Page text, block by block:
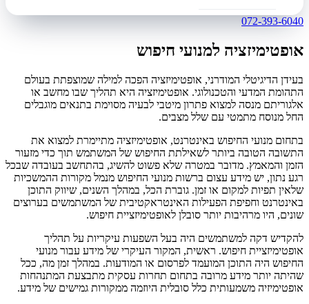
072-393-6040
אופטימיזציה למנועי חיפוש
בעידן הדיגיטלי המודרני, אופטימיזציה הפכה למילה שמוצפתת בעולם
התהומת המדעי והטכנולוגי. אופטימיזציה היא תהליך שבו מחשב או
אלגוריתם מנסה למצוא פתרון מיטבי לבעיה מסוימת בתנאים מוגבלים
החל מנוסח מתמטי עם שלל מצבים.
בתחום מנועי החיפוש באינטרנט, אופטימיזציה מתיימרת למצוא את
התשובה הטובה ביותר לשאילתת החיפוש של המשתמש תוך כדי מזעור
הזמן והמאמץ. מדובר במטרה שלא פשוט להשיג, בהתחשב בעובדה שבכל
רגע נתון, יש מידע עצום ברשות מנועי החיפוש מנמל מקורות ההמשכיות
שלאין תפיות למקום או זמן. גוברת הכל, במהלך השנים, שיווק התוכן
באינטרנט וחפיפת הפעילות האינטראקטיבית של המשתמשים בערוצים
שונים, היו מרהיבות יותר סובלן לאופטימיזציית חיפוש.
להקדיש דקה למשתמשים היה בעל השפעות עיקריות על תהליך
אופטימיזציית חיפוש. ראשית, המקור העיקרי של מידע עבור מנועי
החיפוש היה התוכן המועמד לפרסום או המודעות. במהלך זמן מה, ככל
שהיתה יותר מידע מרובה בתחום תחרות עסקית מתבצעת המתנהחות
אופטימיזיה משמעותית כלל סובלית היוזמה ממקורות גמישים של מידע.